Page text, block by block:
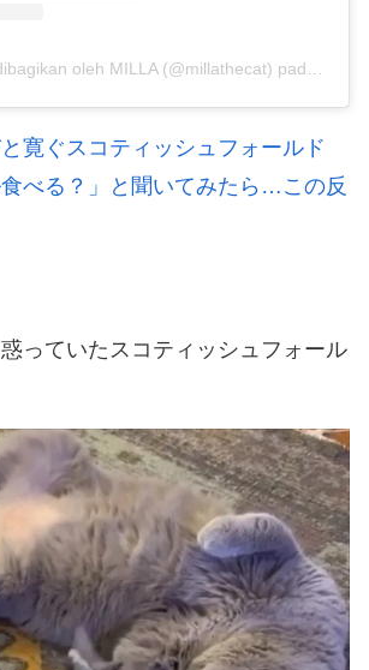
oleh MILLA (@millathecat) pada
寛ぐスコティッシュフォールド
べる？」と聞いてみたら…この反
っていたスコティッシュフォール